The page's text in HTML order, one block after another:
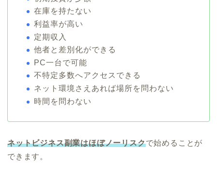
在庫を持たない
利益率が高い
定期収入
他者と差別化ができる
PC一台で可能
不特定多数へアクセスできる
ネット環境さえあれば場所を問わない
時間を問わない
ネットビジネス副業はほぼノーリスクで始めることが
できます。